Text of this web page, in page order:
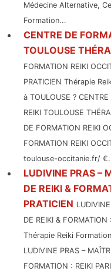
Médecine Alternative,
Formation...
CENTRE DE
TOULOUSE
FORMATION REIKI
PRATICIEN Thérapie
à TOULOUSE ?
REIKI TOULOUSE
DE FORMATION REIKI
FORMATION REIKI
toulouse-occitanie.fr/
LUDIVINE PRAS –
DE REIKI &
PRATICIEN
DE REIKI & FORMATION
Thérapie Reiki
LUDIVINE PRAS –
FORMATION : REIKI